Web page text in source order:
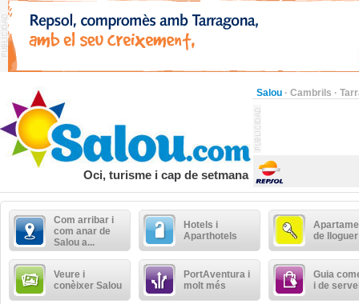
Salou · Cambrils ·
Oci, turisme i cap de setmana
Com arribar i
com anar de
Salou a...
Hotels i
Aparthotels
de lloguer
Veure i
conèixer Salou
PortAventura i
molt més
Guia
i de